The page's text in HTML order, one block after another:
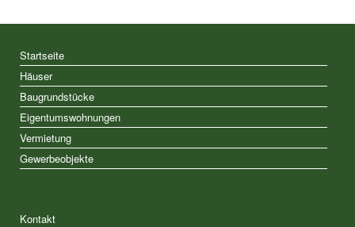
Startseite
Häuser
Baugrundstücke
Eigentumswohnungen
Vermietung
Gewerbeobjekte
Kontakt